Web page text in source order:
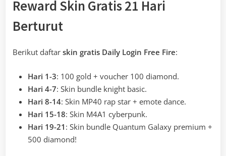
Reward Skin Gratis 21 Hari
Berturut
Berikut daftar skin gratis Daily Login Free Fire:
Hari 1-3: 100 gold + voucher 100 diamond.
Hari 4-7: Skin bundle knight basic.
Hari 8-14: Skin MP40 rap star + emote dance.
Hari 15-18: Skin M4A1 cyberpunk.
Hari 19-21 : Skin bundle Quantum Galaxy premium +
500 diamond!